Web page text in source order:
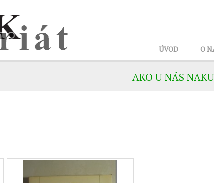
ÚVOD O
AKO U NÁS